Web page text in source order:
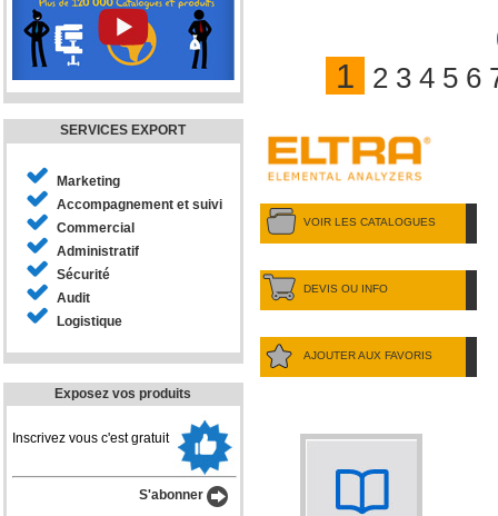
SERVICES EXPORT
Marketing
Accompagnement et suivi
Commercial
Administratif
Sécurité
Audit
Logistique
Exposez vos produits
Inscrivez vous c'est gratuit
S'abonner
1 2 3 4 5 6
VOIR LES CATALOGUES
DEVIS OU INFO
AJOUTER AUX FAVORIS